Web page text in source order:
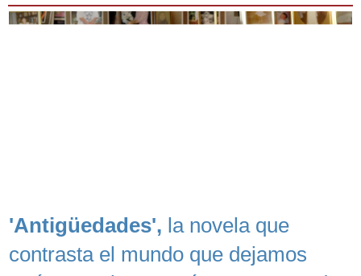
'Antigüedades', la novela que
contrasta el mundo que dejamos